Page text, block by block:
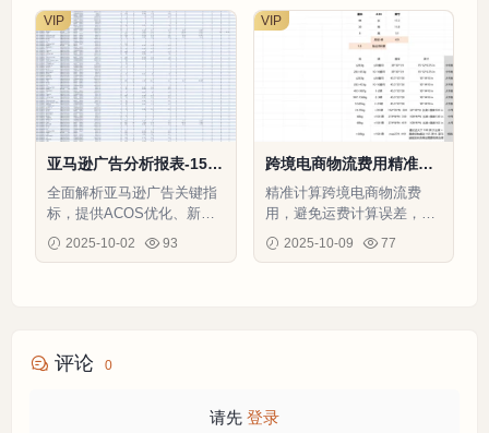
亚马逊广告分析报表-153
4行-5个子表
全面解析亚马逊广告关键指
标，提供ACOS优化、新买
家获取和广告策略制定的数
据支撑
2025-10-02 93
VIP
跨境电商物流费用精准试
算表-19行-1个子表
精准计算跨境电商物流费
用，避免运费计算误差，优
化包装设计，降低整体运营
成本50字
2025-10-09 77
VIP
评论 0
请先 登录